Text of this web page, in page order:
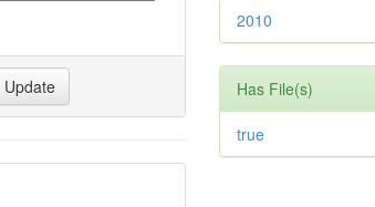
2010
Has File(s)
true